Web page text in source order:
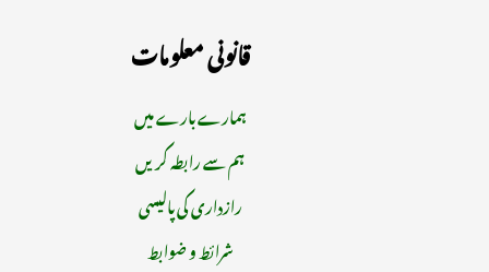
قانونی معلومات
ہمارے بارے میں
ہم سے رابطہ کریں
رازداری کی پالیسی
شرائط و ضوابط